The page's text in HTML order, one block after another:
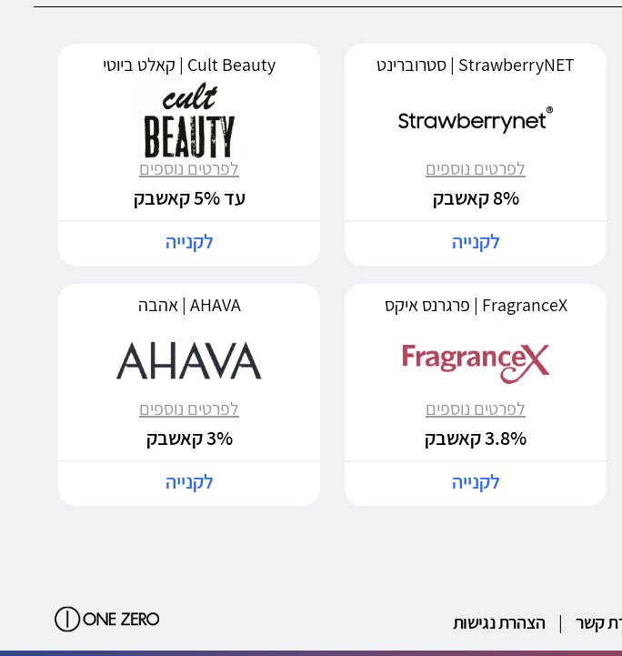
StrawberryNET | סטרוברינט
לפרטים נוספים
8% קאשבק
לקנייה
Cult Beauty | קאלט ביוטי
לפרטים נוספים
עד 5% קאשבק
לקנייה
FragranceX | פרגרנס איקס
לפרטים נוספים
3.8% קאשבק
לקנייה
AHAVA | אהבה
לפרטים נוספים
3% קאשבק
לקנייה
קשר | הצהרת נגישות